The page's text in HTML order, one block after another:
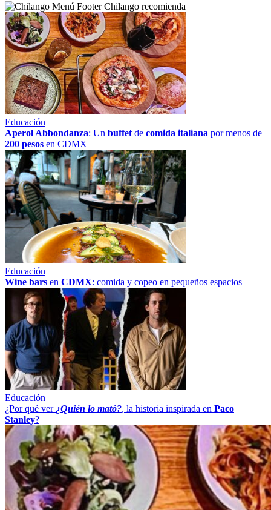
Chilango recomienda
Educación
Aperol Abbondanza: Un buffet de comida italiana por menos de
200 pesos en CDMX
Educación
Wine bars en CDMX: comida y copeo en pequeños espacios
Educación
¿Por qué ver ¿Quién lo mató?, la historia inspirada en Paco
Stanley?